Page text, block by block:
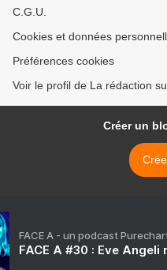
C.G.U.
Cookies et données
Préférences cookies
Voir le profil de La rédaction
Créer un
FACE A - un podcast
FACE A #30 : Eve